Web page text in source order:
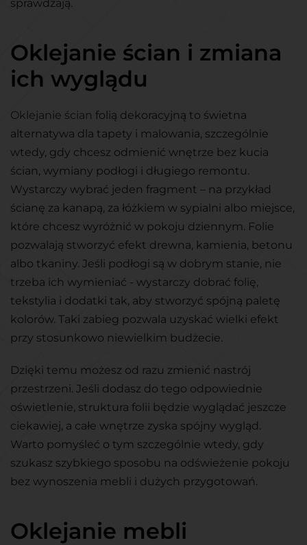
sprawdzają.
Oklejanie ścian i zmiana
ich wyglądu
Oklejanie ścian folią dekoracyjną to świetna
alternatywa dla tapety i malowania, szczególnie
wtedy, gdy chcesz odmienić wnętrze bez kucia
ścian, wymiany podłogi i długiego remontu.
Wystarczy wybrać jeden fragment – na przykład
ścianę za kanapą, za łóżkiem w sypialni albo miejsce,
które chcesz wyróżnić w pokoju dziennym. Folie
pozwalają stworzyć efekt drewna, kamienia, betonu
albo tkaniny. Jeśli podłogi są w dobrym stanie, nie
trzeba ich wymieniać - wystarczy dobrać folię,
tekstylia i dodatki tak, aby stworzyć spójną paletę
kolorów. Taki zabieg pozwala uzyskać wielki efekt
przy stosunkowo niewielkim budżecie.
Dzięki temu możesz od razu zmienić nastrój
przestrzeni. Jeśli dodasz do tego odpowiednie
oświetlenie, struktura folii będzie wyglądać jeszcze
ciekawiej, a całe wnętrze zyska spójny wygląd.
Warto pomyśleć o tym szczególnie wtedy, gdy
szukasz szybkiego sposobu na odświeżenie pokoju
bez wynoszenia mebli i dużych przygotowań.
Oklejanie mebli